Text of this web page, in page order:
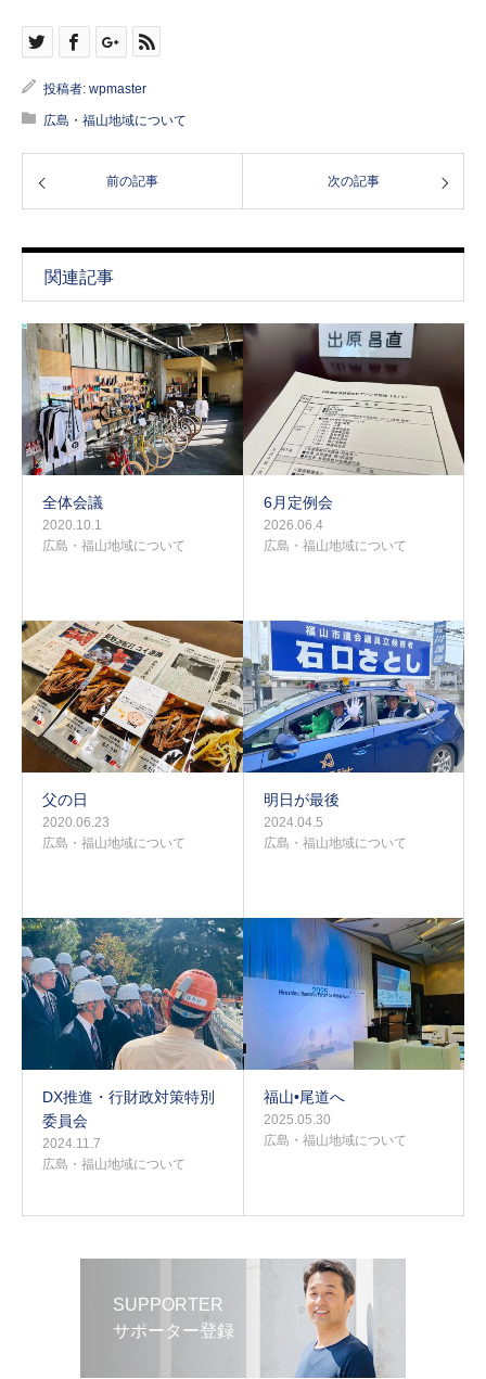
投稿者: wpmaster
広島・福山地域について
前の記事 次の記事
関連記事
全体会議
2020.10.1
広島・福山地域について
6月定例会
2026.06.4
広島・福山地域について
父の日
2020.06.23
広島・福山地域について
明日が最後
2024.04.5
広島・福山地域について
DX推進・行財政対策特別
委員会
2024.11.7
広島・福山地域について
福山•尾道へ
2025.05.30
広島・福山地域について
SUPPORTER
サポーター登録